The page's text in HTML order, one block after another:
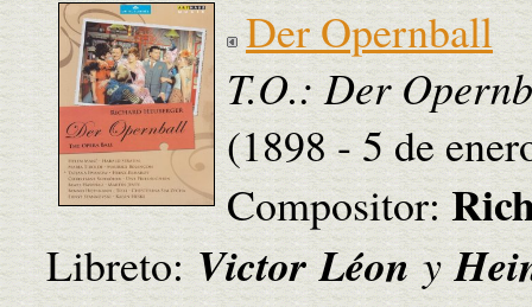
Der Opernball
T.O.: Der
(1898 - 5 de
Compositor:
Libreto: Victor Léony